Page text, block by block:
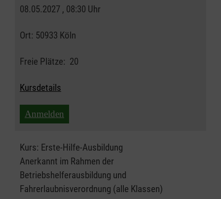
08.05.2027 , 08:30 Uhr
Ort: 50933 Köln
Freie Plätze: 20
Kursdetails
Anmelden
Kurs: Erste-Hilfe-Ausbildung
Anerkannt im Rahmen der
Betriebshelferausbildung und
Fahrerlaubnisverordnung (alle Klassen)